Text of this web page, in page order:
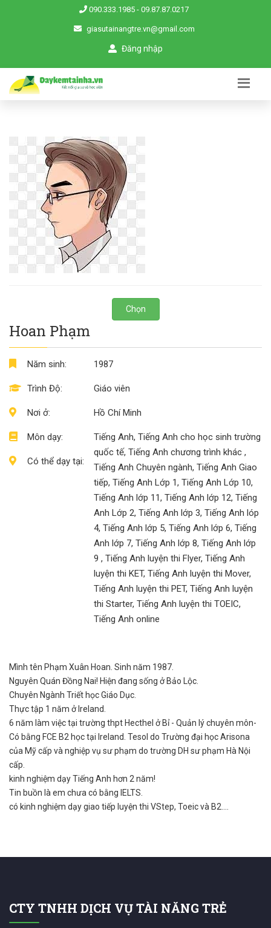
090.333.1985 - 09.87.87.0217
giasutainangtre.vn@gmail.com
Đăng nhập
Chọn
Hoan Phạm
Năm sinh:
Trình Độ:
Nơi ở:
Môn dạy:
Có thể dạy tại:
1987
Giáo viên
Hồ Chí Minh
Tiếng Anh, Tiếng Anh cho học sinh trường
quốc tế, Tiếng Anh chương trình khác ,
Tiếng Anh Chuyên ngành, Tiếng Anh Giao
tiếp, Tiếng Anh Lớp 1, Tiếng Anh Lớp 10,
Tiếng Anh lớp 11, Tiếng Anh lớp 12, Tiếng
Anh Lớp 2, Tiếng Anh lớp 3, Tiếng Anh lóp
4, Tiếng Anh lớp 5, Tiếng Anh lớp 6, Tiếng
Anh lớp 7, Tiếng Anh lớp 8, Tiếng Anh lớp
9 , Tiếng Anh luyện thi Flyer, Tiếng Anh
luyện thi KET, Tiếng Anh luyện thi Mover,
Tiếng Anh luyện thi PET, Tiếng Anh luyện
thi Starter, Tiếng Anh luyện thi TOEIC,
Tiếng Anh online
Mình tên Phạm Xuân Hoan. Sinh năm 1987.
Nguyên Quán Đồng Nai! Hiện đang sống ở Bảo Lộc.
Chuyên Ngành Triết học Giáo Dục.
Thực tập 1 năm ở Ireland.
6 năm làm việc tại trường thpt Hecthel ở Bỉ - Quản lý chuyên môn-
Có bằng FCE B2 học tại Ireland. Tesol do Trường đại học Arisona
của Mỹ cấp và nghiệp vụ sư phạm do trường DH sư phạm Hà Nội
cấp.
kinh nghiệm dạy Tiếng Anh hơn 2 năm!
Tin buồn là em chưa có bằng IELTS.
có kinh nghiệm dạy giao tiếp luyện thi VStep, Toeic và B2....
CTY TNHH DỊCH VỤ TÀI NĂNG TRẺ